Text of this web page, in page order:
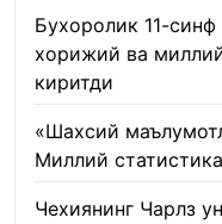
Бухоролик 11-
хорижий ва
киритди
«Шахсий
Миллий
Чехиянинг Чарлз